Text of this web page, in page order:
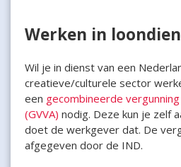
Werken in
Wil je in dienst van een
creatieve/culturele sector
een gecombineerde
(GVVA) nodig. Deze kun je zelf
doet de werkgever dat. De
afgegeven door de IND.